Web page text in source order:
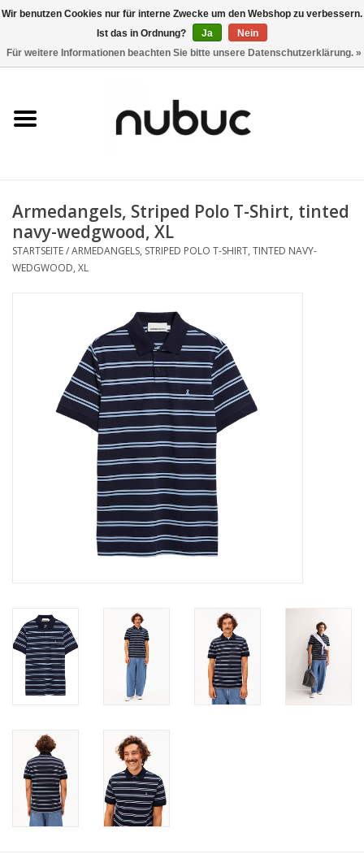
0 Artikel - CHF 0,00
Damen
Accessoires
Home
Armedangels, Striped Polo T-Shirt, tinted
navy-wedgwood, XL
STARTSEITE/ARMEDANGELS, STRIPED POLO T-SHIRT, TINTED NAVY-
WEDGWOOD, XL
Wir benutzen Cookies nur für interne Zwecke um den Webshop zu verbessern.
Ist das in Ordnung?
Ja
Nein
Für weitere Informationen beachten Sie bitte unsere Datenschutzerklärung. »